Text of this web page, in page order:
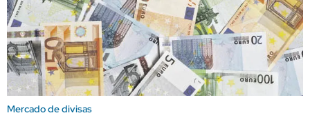
Mercado de divisas